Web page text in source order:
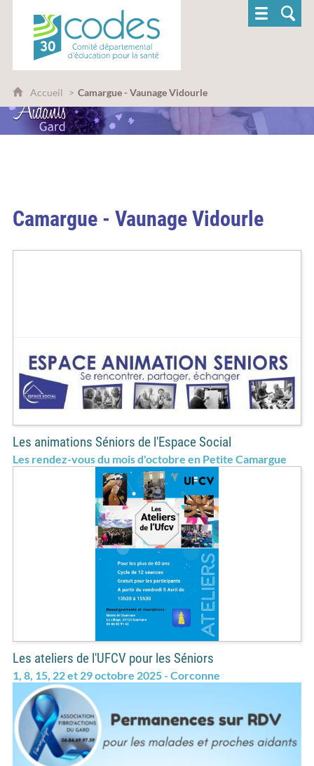
CoDES 30 - Comité départemental
Accueil Camargue - Vaunage Vidourle
Camargue - Vaunage Vidourle
Les animations Séniors de l'Espace Social
Les rendez-vous du mois d'octobre en Petite Camargue
Les ateliers de l'UFCV pour les Séniors
1, 8, 15, 22 et 29 octobre 2025 - Corconne